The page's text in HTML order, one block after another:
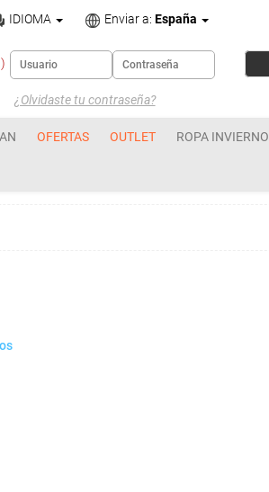
IDIOMA Enviar a: España
)
¿Olvidaste tu contraseña?
OFERTAS OUTLET ROPA INVIERNO